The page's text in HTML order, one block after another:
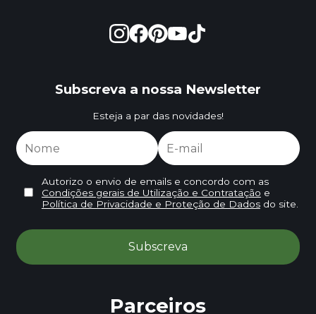
Subscreva a nossa Newsletter
Esteja a par das novidades!
Autorizo o envio de emails e concordo com as
Condições gerais de Utilização e Contratação e
Política de Privacidade e Proteção de Dadosdo site.
Parceiros